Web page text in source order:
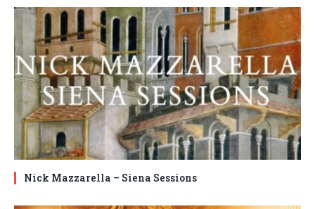
Nick Mazzarella – Siena Sessions